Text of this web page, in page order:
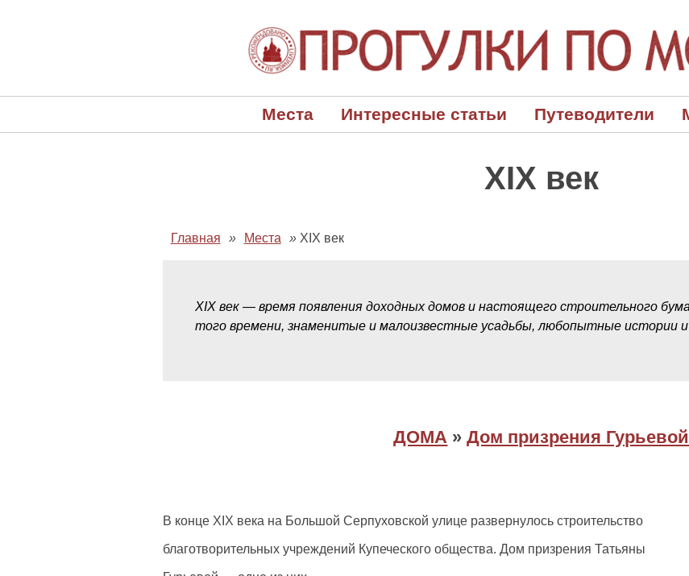
Места Интересные статьи Путеводители
XIX век
Главная » Места »XIX век
XIX век — время появления доходных домов и настоящего строительного
того времени, знаменитые и малоизвестные усадьбы, любопытные истории
ДОМА » Дом призрения Гурьевой
В конце XIX века на Большой Серпуховской улице развернулось строительство
благотворительных учреждений Купеческого общества. Дом призрения Татьяны